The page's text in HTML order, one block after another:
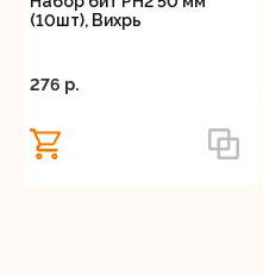
(10шт), Вихрь
276 p.